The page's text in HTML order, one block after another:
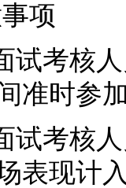
项
核人
准时参
核人
表现计